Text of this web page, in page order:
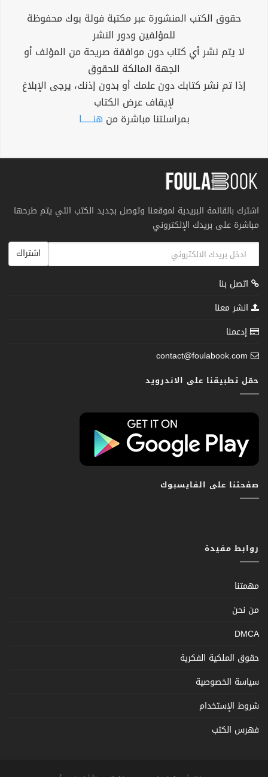
حقوق الكتب المنشورة عبر مكتبة فولة بوك محفوظة
للمؤلفين ودور النشر
لا يتم نشر أي كتاب دون موافقة صريحة من المؤلف أو
الجهة المالكة للحقوق
إذا تم نشر كتابك دون علمك أو بدون إذنك، يرجى الإبلاغ
لإيقاف عرض الكتاب
بمراسلتنا مباشرة من هنــــــا
اشترك بالقائمة البريدية لموقعنا وتوصل بجديد الكتب التي يتم طرحها
مباشرة على بريدك الإلكتروني
اشتراك
اتصل بنا
انشر معنا
إدعمنا
contact@foulabook.com
حمّل تطبيقنا على الاندرويد
صفحتنا على الفايسبوك
روابط مفيدة
مهمتنا
من نحن
DMCA
حقوق الملكية الفكرية
سياسة الخصوصية
شروط الإستخدام
فهرس الكتب